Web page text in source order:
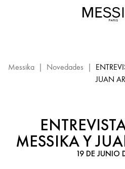
JuanMessika | Novedades |
JUAN
MESSIKA Y
19 DE JUNIO